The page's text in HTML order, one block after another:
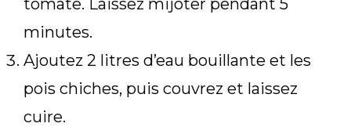
tomate. Laissez mijoter pendant 5
minutes.
Ajoutez 2 litres d’eau bouillante et les
pois chiches, puis couvrez et laissez
cuire.